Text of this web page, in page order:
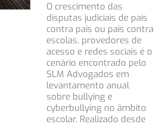
O crescimento das
disputas judiciais de pais
contra pais ou pais contra
escolas, provedores de
acesso e redes sociais é o
cenário encontrado pelo
SLM Advogados em
levantamento anual
sobre bullying e
cyberbullying no âmbito
escolar. Realizado desde